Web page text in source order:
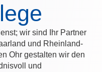
wir sind Ihr Partner
und Rheinland-
Ohr gestalten wir den
und